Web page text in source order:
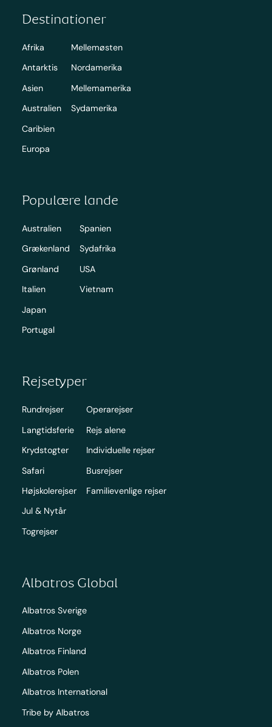
Destinationer
Afrika
Antarktis
Asien
Australien
Caribien
Europa
Mellemøsten
Nordamerika
Mellemamerika
Sydamerika
Populære lande
Australien
Grækenland
Grønland
Italien
Japan
Portugal
Spanien
Sydafrika
USA
Vietnam
Rejsetyper
Rundrejser
Langtidsferie
Krydstogter
Safari
Højskolerejser
Jul & Nytår
Togrejser
Operarejser
Rejs alene
Individuelle rejser
Busrejser
Familievenlige rejser
Albatros Global
Albatros Sverige
Albatros Norge
Albatros Finland
Albatros Polen
Albatros International
Tribe by Albatros